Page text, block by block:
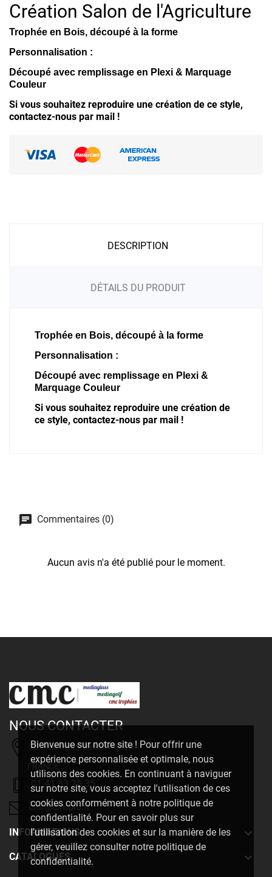
Bienvenue sur notre site ! Pour offrir une
expérience personnalisée et optimale, nous
utilisons des cookies. En continuant à naviguer
sur notre site, vous acceptez l'utilisation de ces
cookies conformément à notre politique de
confidentialité. Pour en savoir plus sur
l'utilisation des cookies et sur la manière de les
gérer, veuillez consulter notre politique de
confidentialité.
Création Salon de l'Agriculture
Trophée en Bois, découpé à la forme
Personnalisation :
Découpé avec remplissage en Plexi & Marquage
Couleur
Si vous souhaitez reproduire une création de ce style,
contactez-nous par mail !
DESCRIPTION
DÉTAILS DU PRODUIT
Trophée en Bois, découpé à la forme
Personnalisation :
Découpé avec remplissage en Plexi &
Marquage Couleur
Si vous souhaitez reproduire une création de
ce style, contactez-nous par mail !
Commentaires (0)
Aucun avis n'a été publié pour le moment.
NOUS CONTACTER
20, Rue Delizy 93500 Pantin
FRANCE
01 41 83 25 35
cmc@cmcpro.fr
INFORMATIONS 
CATALOGUES 